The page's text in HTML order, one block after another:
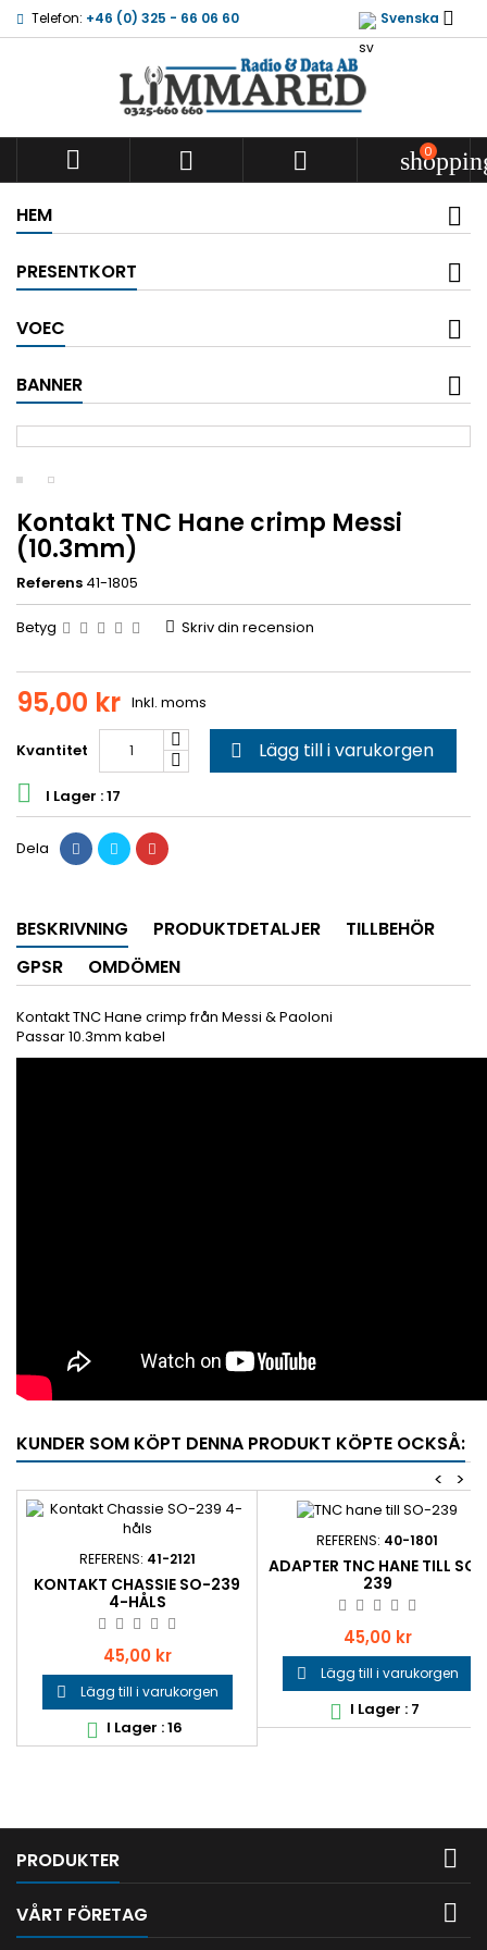
Telefon: +46 (0) 325 - 66 06 60 Svenska 
   0
HEM
PRESENTKORT
VOEC
BANNER
Kontakt TNC Hane crimp Messi
(10.3mm)
Referens 41-1805
Betyg Skriv din recension
95,00 kr Inkl. moms
Kvantitet  Lägg till i varukorgen
 I Lager : 17
Dela
BESKRIVNING PRODUKTDETALJER
TILLBEHÖR
GPSR
OMDÖMEN
Kontakt TNC Hane crimp från Messi & Paoloni
Passar 10.3mm kabel
KUNDER SOM KÖPT DENNA PRODUKT KÖPTE OCKSÅ:
>
<
REFERENS: 41-2121
KONTAKT CHASSIE SO-239
4-HÅLS
Pris
45,00 kr
 Lägg till i varukorgen
 I Lager : 16
REFERENS: 40-1801
ADAPTER TNC HANE TILL SO-
239
Pris
45,00 kr
 Lägg till i varukorgen
 I Lager : 7
PRODUKTER 
VÅRT FÖRETAG 